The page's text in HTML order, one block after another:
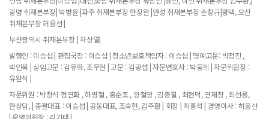
광명 취재본부장| 박병윤 |파주 취재본부장 한장완 |안성 취재본부장 손창규|평택, 오산
취재본부장 허응선 |
부산광역시 취재본부장 | 차상열|
발행인 : 이승섭 | 편집국장 : 이승섭 | 청소년보호책임자 : 이승섭 | 명예고문: 박정진 ,
박인복 | 상임고문 : 김유화, 조우현 | 고문 : 김광섭 | 자문변호사 : 박웅희 | 자문위원장 :
유완식 |
자문위원 : 박창석 정연화 , 하병철 , 홍순조 , 양철영 , 김종필 , 최현덕, 연제창 , 최선용,
한상담, | 총괄대표 : 이승섭 | 공동대표, 조숙현, 김주환 | 회장 | 최홍석 | 경영이사 : 허응선